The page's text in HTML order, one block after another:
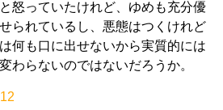
怒っていたけれど、ゆめも充分優
られているし、悪態はつくけれど
何も口に出せないから実質的には
わらないのではないだろうか。